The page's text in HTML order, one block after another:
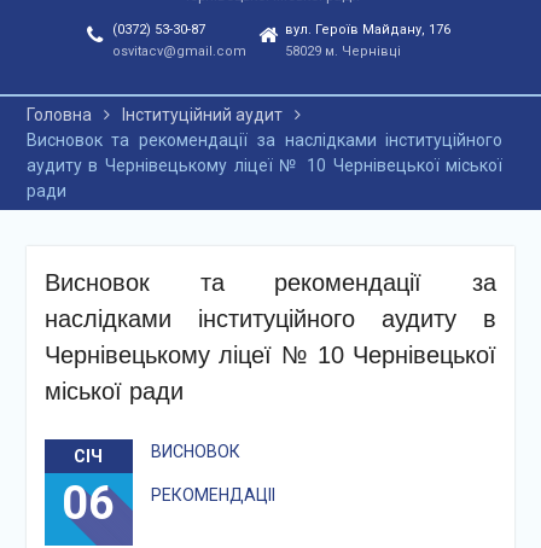
(0372) 53-30-87
osvitacv@gmail.com
вул. Героїв Майдану, 176
58029 м. Чернівці
Головна
Інституційний аудит
Висновок та рекомендації за наслідками інституційного
аудиту в Чернівецькому ліцеї № 10 Чернівецької міської
ради
Висновок та рекомендації за
наслідками інституційного аудиту в
Чернівецькому ліцеї № 10 Чернівецької
міської ради
СІЧ
06
ВИСНОВОК
РЕКОМЕНДАЦІІ